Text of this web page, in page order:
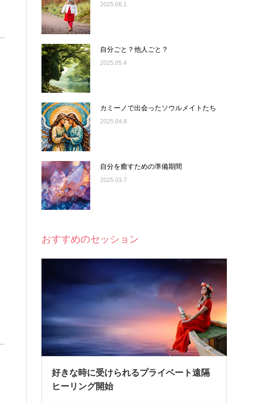
2025.06.1
自分ごと？他人ごと？
2025.05.4
カミーノで出会ったソウルメイトたち
2025.04.8
自分を癒すための準備期間
2025.03.7
おすすめのセッション
好きな時に受けられるプライベート遠隔
ヒーリング開始